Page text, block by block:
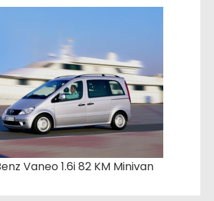
Vaneo 1.6i 82 KM Minivan